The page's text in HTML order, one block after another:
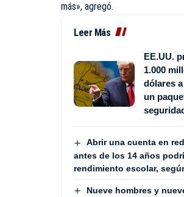
más», agregó.
Leer Más
EE.UU.
1.000
dólares
un
Abrir una cuenta en
antes de los 14 años
rendimiento escolar,
Nueve hombres y